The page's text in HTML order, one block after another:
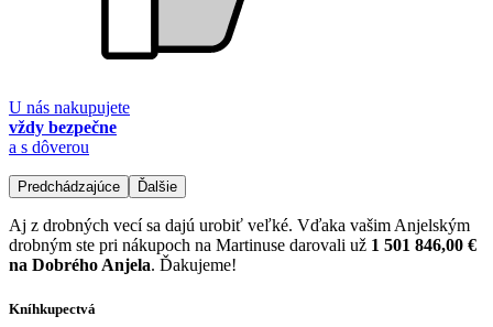
U nás nakupujete
vždy bezpečne
a s dôverou
Predchádzajúce Ďalšie
Aj z drobných vecí sa dajú urobiť veľké. Vďaka vašim Anjelským
drobným ste pri nákupoch na Martinuse darovali už 1 501 846,00 €
na Dobrého Anjela. Ďakujeme!
Kníhkupectvá